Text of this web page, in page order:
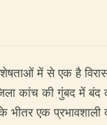
में से एक है
कांच की गुंबद में बंद
के भीतर एक